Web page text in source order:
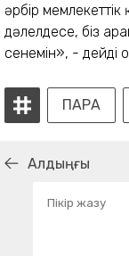
әрбір мемлекеттік
дәлелдесе, біз
сенемін», - дейді
ПАРА
Алдыңғы